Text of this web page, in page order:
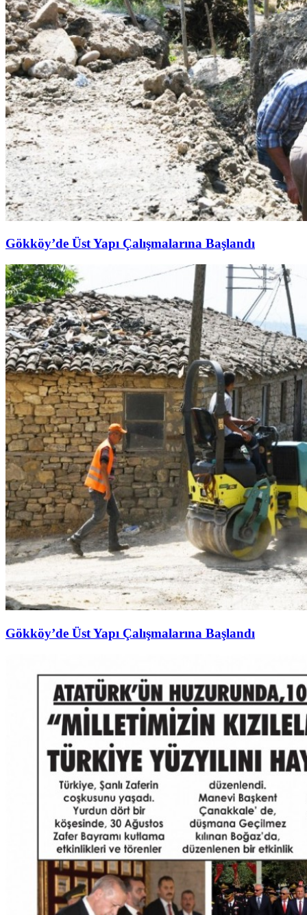
Gökköy’de Üst Yapı Çalışmalarına Başlandı
Gökköy’de Üst Yapı Çalışmalarına Başlandı